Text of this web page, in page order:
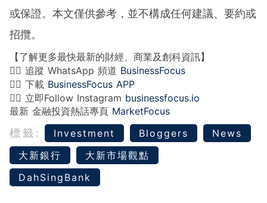
或保證。本文僅供參考，並不構成任何建議、要約或
招攬。
【了解更多最快最新的財經、商業及創科資訊】
👉🏻 追蹤 WhatsApp 頻道 BusinessFocus
👉🏻 下載 BusinessFocus APP
👉🏻 立即Follow Instagram businessfocus.io
最新 金融投資熱話專頁 MarketFocus
標籤: Investment Bloggers
News
大新銀行
大新市場觀點
DahSingBank